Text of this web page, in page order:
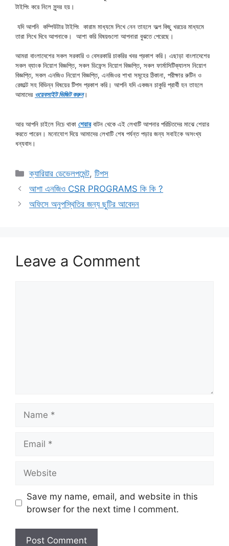
টাইপিং করে নিলে সুন্দর হয়।
যদি আপনি কম্পিউটার টাইপিং কারাম মাধ্যমে লিখে নেন তাহলে অল্প কিছু খরচের মাধ্যমে
তারা লিখে দিবে আপনাকে। আশা করি বিষয়গুলো আপনারা বুঝতে পেরেছে।
আমরা বাংলাদেশের সকল সরকারি ও বেসরকারি চাকরির খবর প্রকাশ করি। এছাড়া বাংলাদেশের
সকল ব্যাংক নিয়োগ বিজ্ঞপ্তি, সকল ডিফেন্স নিয়োগ বিজ্ঞপ্তি, সকল ফার্মাসিটিক্যালস নিয়োগ
বিজ্ঞপ্তি, সকল এনজিও নিয়োগ বিজ্ঞপ্তি, এনজিওর শাখা সমূহের ঠিকানা, পরীক্ষার রুটিন ও
রেজাল্ট সহ বিভিন্ন বিষয়ের টিপস প্রকাশ করি। আপনি যদি একজন চাকুরি প্রার্থী হন তাহলে
আমাদের ওয়েবসাইট ভিজিট করুন।
আর আপনি চাইলে নিচে থাকা শেয়ারবাটন থেকে এই লেখাটি আপনার পরিচিতদের মাঝে শেয়ার
করতে পারেন। মনোযোগ দিয়ে আমাদের লেখাটি শেষ পর্যন্ত পড়ার জন্য সবাইকে অসংখ্য
ধন্যবাদ।
Categories
ক্যারিয়ার ডেভেলপমেন্ট,টিপস
আশা এনজিও CSR PROGRAMS কি কি ?
অফিসে অনুপস্থিতির জন্য ছুটির আবেদন
Leave a Comment
Save my name, email, and website in this
browser for the next time I comment.